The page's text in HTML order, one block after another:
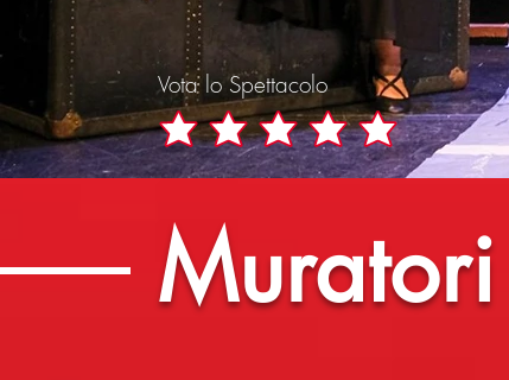
Vota lo Spettacolo
Muratori